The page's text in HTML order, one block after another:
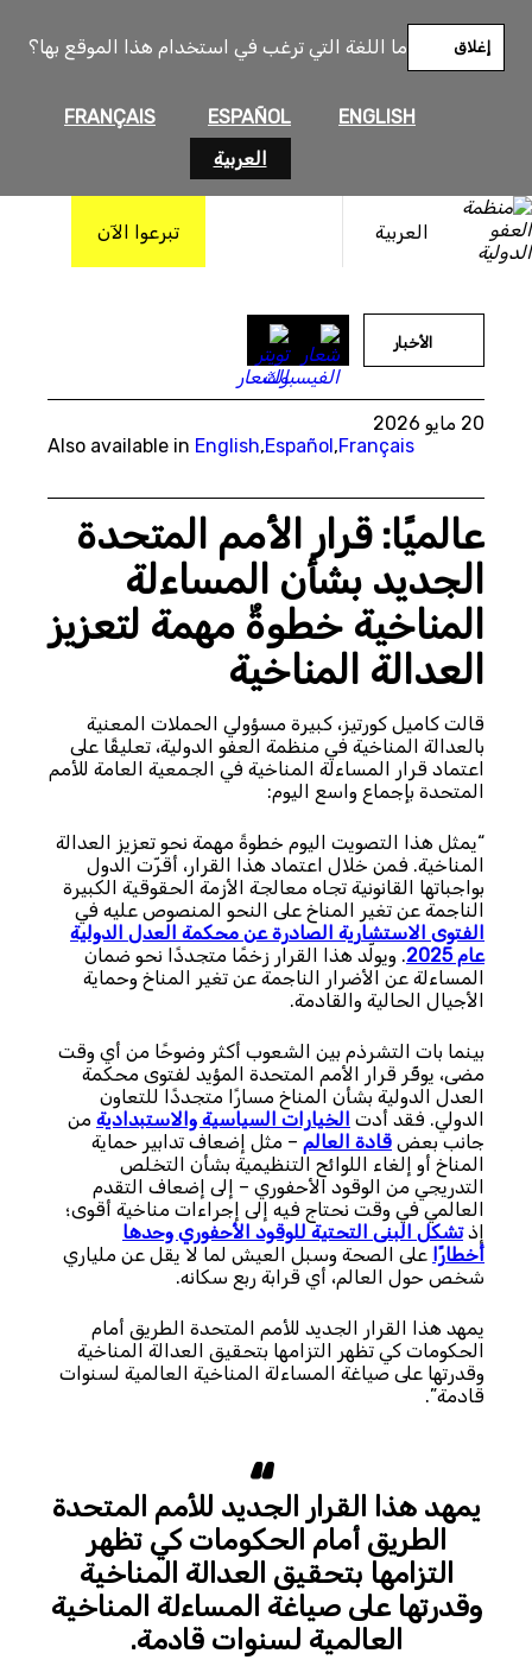
ما اللغة التي ترغب في استخدام هذا الموقع بها؟
ENGLISH
ESPAÑOL
FRANÇAIS
العربية
إغلاق
العربية تبرعوا الآن
المحتوى
الأخبار
20 مايو 2026
Also available in English,Español,Français
عالميًا: قرار الأمم المتحدة
الجديد بشأن المساءلة
المناخية خطوةٌ مهمة لتعزيز
العدالة المناخية
قالت كاميل كورتيز، كبيرة مسؤولي الحملات المعنية
بالعدالة المناخية في منظمة العفو الدولية، تعليقًا على
اعتماد قرار المساءلة المناخية في الجمعية العامة للأمم
المتحدة بإجماع واسع اليوم:
“يمثل هذا التصويت اليوم خطوةً مهمة نحو تعزيز العدالة
المناخية. فمن خلال اعتماد هذا القرار، أقرّت الدول
بواجباتها القانونية تجاه معالجة الأزمة الحقوقية الكبيرة
الناجمة عن تغير المناخ على النحو المنصوص عليه في
الفتوى الاستشارية الصادرة عن محكمة العدل الدولية
عام 2025
. ويولّد هذا القرار زخمًا متجددًا نحو ضمان
المساءلة عن الأضرار الناجمة عن تغير المناخ وحماية
الأجيال الحالية والقادمة.
بينما بات التشرذم بين الشعوب أكثر وضوحًا من أي وقت
مضى، يوفّر قرار الأمم المتحدة المؤيد لفتوى محكمة
العدل الدولية بشأن المناخ مسارًا متجددًا للتعاون
الدولي. فقد أدت الخيارات السياسية والاستبدادية من
جانب بعض قادة العالم – مثل إضعاف تدابير حماية
المناخ أو إلغاء اللوائح التنظيمية بشأن التخلص
التدريجي من الوقود الأحفوري – إلى إضعاف التقدم
العالمي في وقت نحتاج فيه إلى إجراءات مناخية أقوى؛
إذتشكل البنى التحتية للوقود الأحفوري وحدها
أخطارًا على الصحة وسبل العيش لما لا يقل عن ملياري
شخص حول العالم، أي قرابة ربع سكانه.
يمهد هذا القرار الجديد للأمم المتحدة الطريق أمام
الحكومات كي تظهر التزامها بتحقيق العدالة المناخية
وقدرتها على صياغة المساءلة المناخية العالمية لسنوات
قادمة”.
يمهد هذا القرار الجديد للأمم المتحدة
الطريق أمام الحكومات كي تظهر
التزامها بتحقيق العدالة المناخية
وقدرتها على صياغة المساءلة المناخية
العالمية لسنوات قادمة.